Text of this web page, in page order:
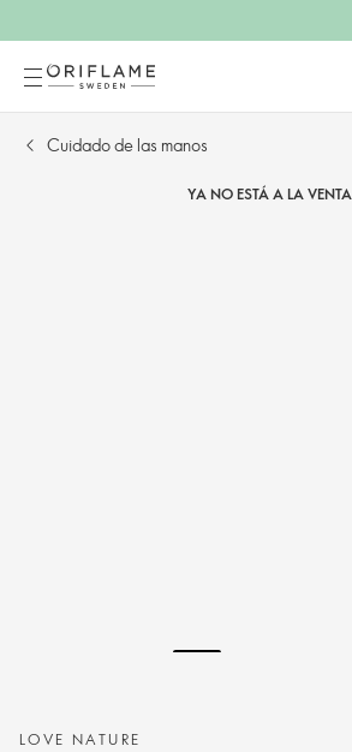
Cuidado de las manos
YA NO ESTÁ A LA VENTA
LOVE NATURE